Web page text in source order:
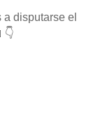
disputarse el
👇